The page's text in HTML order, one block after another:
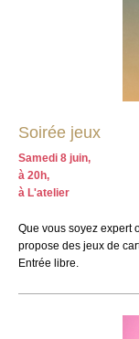
Soirée jeux
Samedi 8 juin,
à 20h,
à L'atelier
Que vous soyez expert
propose des jeux de
Entrée libre.